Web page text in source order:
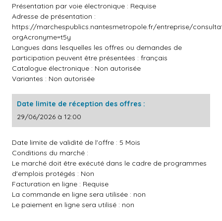
Présentation par voie électronique : Requise
Adresse de présentation :
https://marchespublics.nantesmetropole.fr/entreprise/
orgAcronyme=t5y
Langues dans lesquelles les offres ou demandes de
participation peuvent être présentées : français
Catalogue électronique : Non autorisée
Variantes : Non autorisée
Date limite de réception des offres :
29/06/2026 à 12:00
Date limite de validité de l'offre : 5 Mois
Conditions du marché :
Le marché doit être exécuté dans le cadre de programmes
d'emplois protégés : Non
Facturation en ligne : Requise
La commande en ligne sera utilisée : non
Le paiement en ligne sera utilisé : non